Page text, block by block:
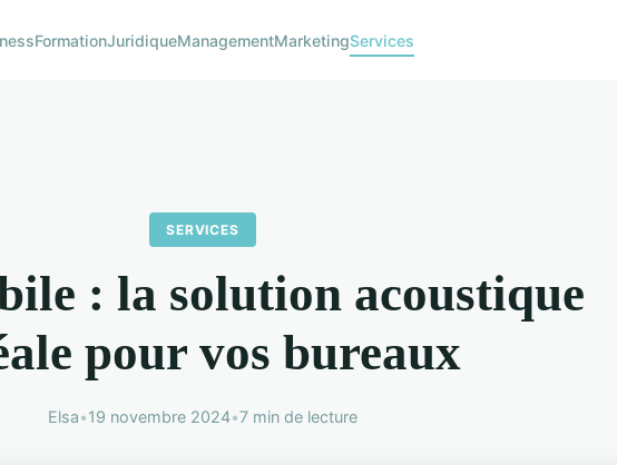
FormationJuridiqueManagementMarketingServices
SERVICES
: la solution acoustique
pour vos bureaux
Elsa•19 novembre 2024•7 min de lecture